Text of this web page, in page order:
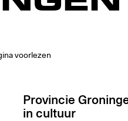
voorlezen
Provincie
in cultuur